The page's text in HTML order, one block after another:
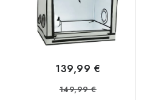
139,99 €
149,99 €